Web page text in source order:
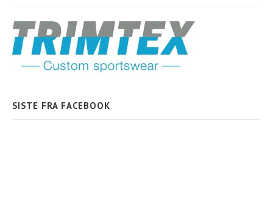
SISTE FRA FACEBOOK